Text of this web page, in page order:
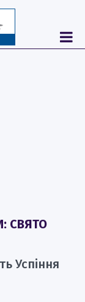
СВЯТО
Успіння